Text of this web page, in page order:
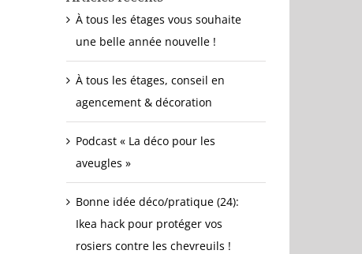
À tous les étages vous souhaite
une belle année nouvelle !
À tous les étages, conseil en
agencement & décoration
Podcast « La déco pour les
aveugles »
Bonne idée déco/pratique (24):
Ikea hack pour protéger vos
rosiers contre les chevreuils !